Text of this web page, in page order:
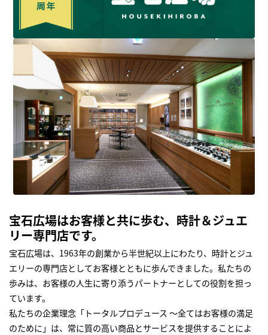
宝石広場はお客様と共に歩む、時計＆ジュエ
リー専門店です。
宝石広場は、1963年の創業から半世紀以上にわたり、時計とジュ
エリーの専門店としてお客様とともに歩んできました。私たちの
歩みは、お客様の人生に寄り添うパートナーとしての役割を担っ
ています。
私たちの企業理念「トータルプロデュース ～全てはお客様の満足
のために」は、常に質の高い商品とサービスを提供することによ